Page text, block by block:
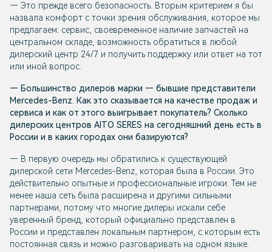
— Это прежде всего безопасность. Вторым критерием я бы
назвала комфорт с точки зрения обслуживания, которое мы
предлагаем: сервис, своевременное наличие запчастей на
центральном складе, возможность обратиться в любой
дилерский центр 24/7 и получить поддержку или ответ на тот
или иной вопрос.
— Большинство дилеров марки — бывшие представители
Mercedes-Benz. Как это сказывается на качестве продаж и
сервиса и как от этого выигрывает покупатель? Сколько
дилерских центров AITO SERES на сегодняшний день есть в
России и в каких городах они базируются?
— В первую очередь мы обратились к существующей
дилерской сети Mercedes-Benz, которая была в России. Это
действительно опытные и профессиональные игроки. Тем не
менее наша сеть была расширена и другими сильными
партнерами, потому что многие дилеры искали себе
уверенный бренд, который официально представлен в
России и представлен локальным партнером, с которым есть
постоянная связь и можно разговаривать на одном языке.